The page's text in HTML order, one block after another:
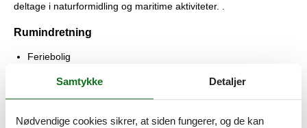
deltage i naturformidling og maritime aktiviteter. .
Rumindretning
Feriebolig
WC. Varmt og koldt vand, Bruser
Enkelt seng
Samtykke Detaljer
Nødvendige cookies sikrer, at siden fungerer, og de kan